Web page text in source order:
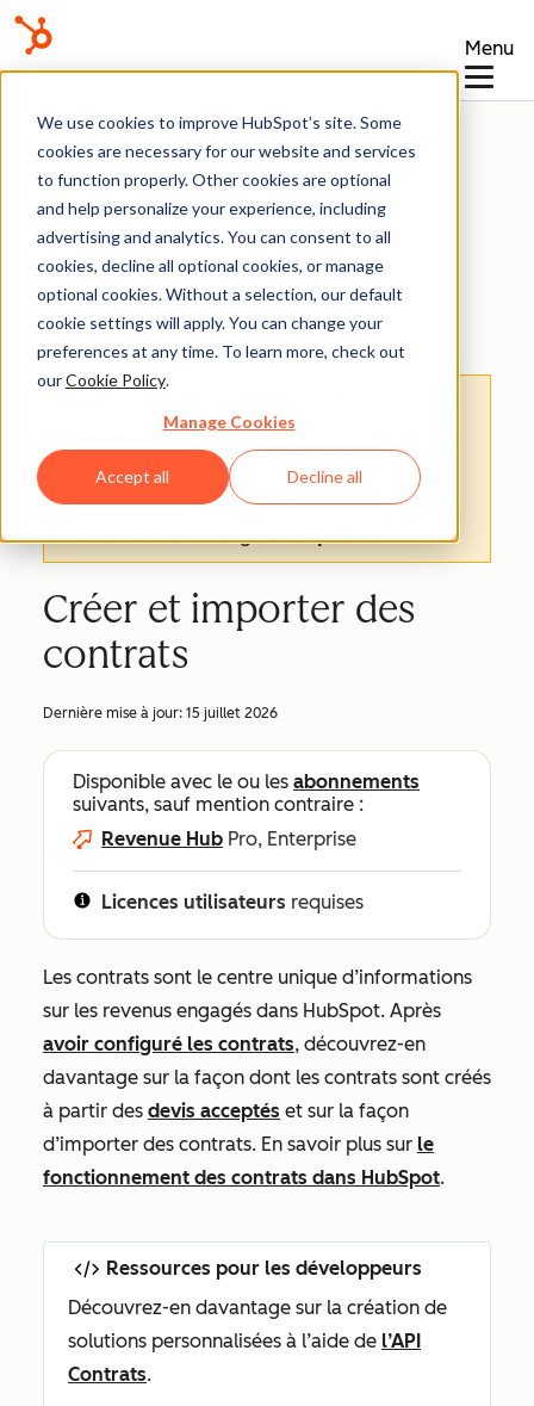
We use cookies to improve HubSpot’s site. Some
cookies are necessary for our website and services
to function properly. Other cookies are optional
and help personalize your experience, including
advertising and analytics. You can consent to all
cookies, decline all optional cookies, or manage
optional cookies. Without a selection, our default
cookie settings will apply. You can change your
preferences at any time. To learn more, check out
ourCookie Policy.
Manage Cookies
Accept all Decline all
Menu
Base de connaissances
Contrats
la traduction automatique, l'exactitude et la
fidélité de la traduction ne sont donc pas
garanties.Pour consulter la version originale
de cet article, en anglais,cliquez ici.
Créer et importer des
contrats
Dernière mise à jour: 15 juillet 2026
Disponible avec le ou les abonnements
suivants, sauf mention contraire :
Revenue Hub Pro, Enterprise
Licences utilisateurs requises
Les contrats sont le centre unique d’informations
sur les revenus engagés dans HubSpot. Après
avoir configuré les contrats, découvrez-en
davantage sur la façon dont les contrats sont créés
à partir des devis acceptés et sur la façon
d’importer des contrats. En savoir plus sur le
fonctionnement des contrats dans HubSpot.
Ressources pour les développeurs
Découvrez-en davantage sur la création de
solutions personnalisées à l’aide de l’API
Contrats.